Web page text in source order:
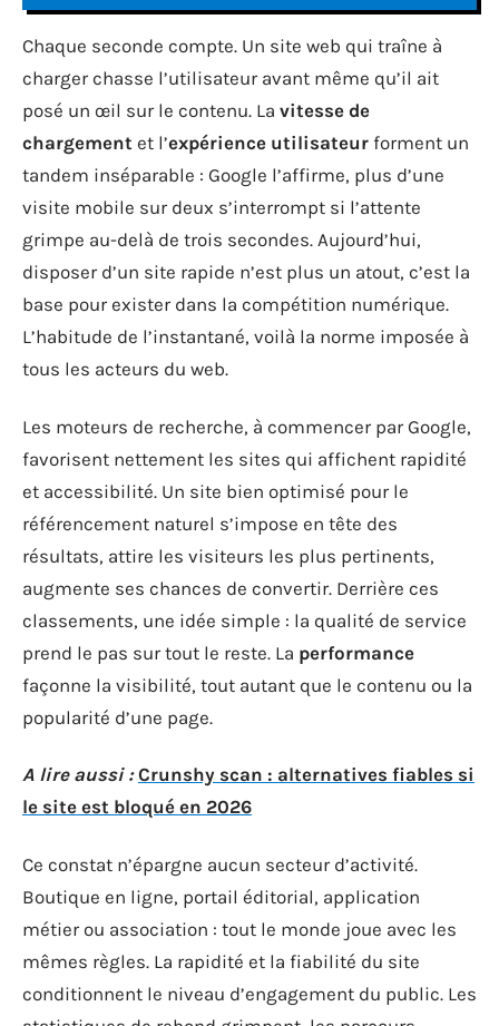
Chaque seconde compte. Un site web qui traîne à
charger chasse l’utilisateur avant même qu’il ait
posé un œil sur le contenu. La vitesse de
chargement et l’expérience utilisateur forment un
tandem inséparable : Google l’affirme, plus d’une
visite mobile sur deux s’interrompt si l’attente
grimpe au-delà de trois secondes. Aujourd’hui,
disposer d’un site rapide n’est plus un atout, c’est la
base pour exister dans la compétition numérique.
L’habitude de l’instantané, voilà la norme imposée à
tous les acteurs du web.
Les moteurs de recherche, à commencer par Google,
favorisent nettement les sites qui affichent rapidité
et accessibilité. Un site bien optimisé pour le
référencement naturel s’impose en tête des
résultats, attire les visiteurs les plus pertinents,
augmente ses chances de convertir. Derrière ces
classements, une idée simple : la qualité de service
prend le pas sur tout le reste. La performance
façonne la visibilité, tout autant que le contenu ou la
popularité d’une page.
A lire aussi : Crunshy scan : alternatives fiables si
le site est bloqué en 2026
Ce constat n’épargne aucun secteur d’activité.
Boutique en ligne, portail éditorial, application
métier ou association : tout le monde joue avec les
mêmes règles. La rapidité et la fiabilité du site
conditionnent le niveau d’engagement du public. Les